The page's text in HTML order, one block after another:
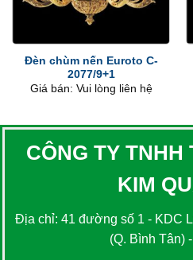
Đèn chùm nến Euroto C-
2077/9+1
Giá bán: Vui lòng liên hệ
CÔNG TY TNHH
KIM
Địa chỉ: 41 đường số 1 - KDC
(Q. Bình Tân)